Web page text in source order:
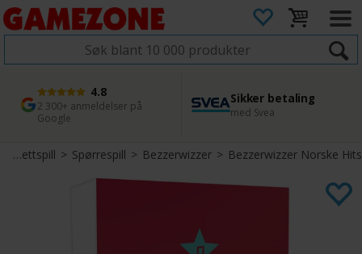
4.8
2 300+ anmeldelser på
Google
Sikker betaling
med Svea
1 dags levering
Bestill innen kl. 12
45 dager returfrist
Enkel retur
Brettspill >Spørrespill> Bezzerwizzer> Bezzerwizzer Norske Hits